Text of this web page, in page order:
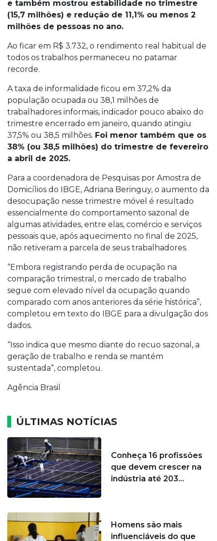
e também mostrou estabilidade no trimestre
(15,7 milhões) e redução de 11,1% ou menos 2
milhões de pessoas no ano.
Ao ficar em R$ 3.732, o rendimento real habitual de
todos os trabalhos permaneceu no patamar
recorde.
A taxa de informalidade ficou em 37,2% da
população ocupada ou 38,1 milhões de
trabalhadores informais, indicador pouco abaixo do
trimestre encerrado em janeiro, quando atingiu
37,5% ou 38,5 milhões. Foi menor também que os
38% (ou 38,5 milhões) do trimestre de fevereiro
a abril de 2025.
Para a coordenadora de Pesquisas por Amostra de
Domicílios do IBGE, Adriana Beringuy, o aumento da
desocupação nesse trimestre móvel é resultado
essencialmente do comportamento sazonal de
algumas atividades, entre elas, comércio e serviços
pessoais que, após aquecimento no final de 2025,
não retiveram a parcela de seus trabalhadores.
“Embora registrando perda de ocupação na
comparação trimestral, o mercado de trabalho
segue com elevado nível da ocupação quando
comparado com anos anteriores da série histórica”,
completou em texto do IBGE para a divulgação dos
dados.
“Isso indica que mesmo diante do recuo sazonal, a
geração de trabalho e renda se mantém
sustentada”, completou.
Agência Brasil
ÚLTIMAS NOTÍCIAS
Conheça 16 profissões
que devem crescer na
indústria até 203...
Homens são mais
influenciáveis do que